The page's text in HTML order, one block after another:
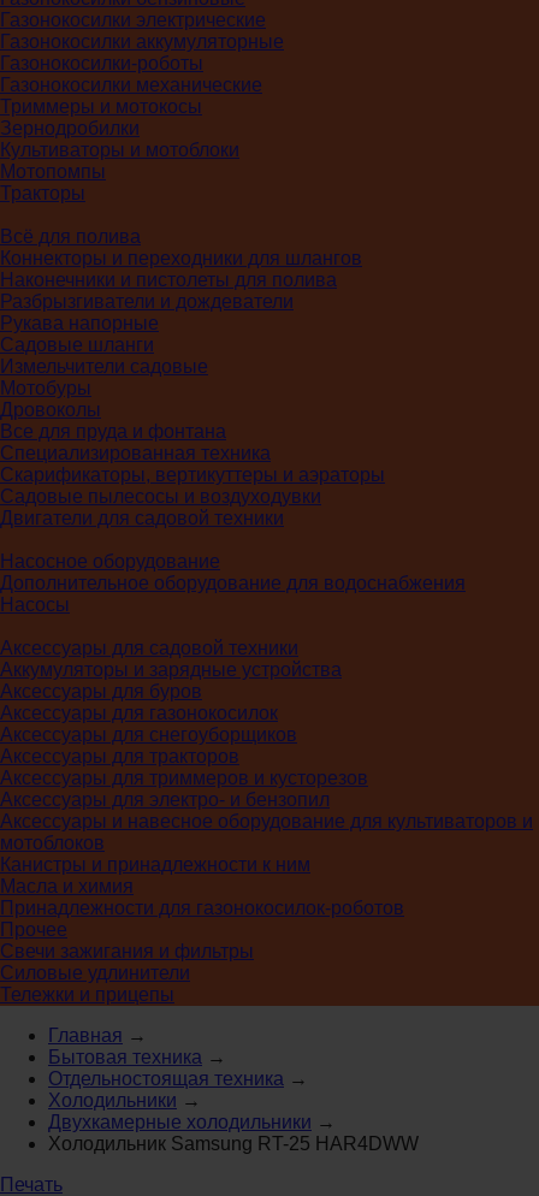
Газонокосилки электрические
Газонокосилки аккумуляторные
Газонокосилки-роботы
Газонокосилки механические
Триммеры и мотокосы
Зернодробилки
Культиваторы и мотоблоки
Мотопомпы
Тракторы
Всё для полива
Коннекторы и переходники для шлангов
Наконечники и пистолеты для полива
Разбрызгиватели и дождеватели
Рукава напорные
Садовые шланги
Измельчители садовые
Мотобуры
Дровоколы
Все для пруда и фонтана
Специализированная техника
Скарификаторы, вертикуттеры и аэраторы
Садовые пылесосы и воздуходувки
Двигатели для садовой техники
Насосное оборудование
Дополнительное оборудование для водоснабжения
Насосы
Аксессуары для садовой техники
Аккумуляторы и зарядные устройства
Аксессуары для буров
Аксессуары для газонокосилок
Аксессуары для снегоуборщиков
Аксессуары для тракторов
Аксессуары для триммеров и кусторезов
Аксессуары для электро- и бензопил
Аксессуары и навесное оборудование для культиваторов и
мотоблоков
Канистры и принадлежности к ним
Масла и химия
Принадлежности для газонокосилок-роботов
Прочее
Свечи зажигания и фильтры
Силовые удлинители
Тележки и прицепы
Главная →
Бытовая техника →
Отдельностоящая техника →
Холодильники →
Двухкамерные холодильники →
Холодильник Samsung RT-25 HAR4DWW
Печать